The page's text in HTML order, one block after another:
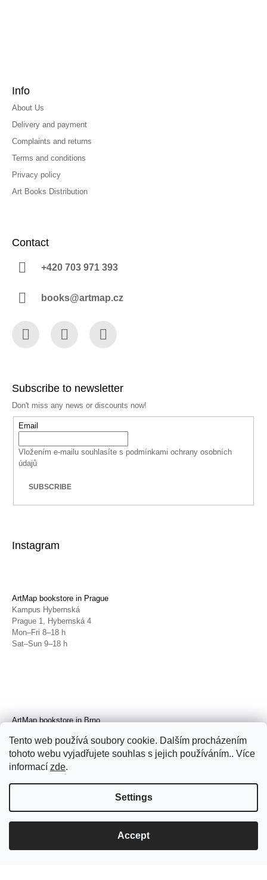
Tento web používá soubory cookie. Dalším procházením
tohoto webu vyjadřujete souhlas s jejich používáním.. Více
informací zde.
Settings
Accept
Info
About Us
Delivery and payment
Complaints and returns
Terms and conditions
Privacy policy
Art Books Distribution
Contact
+420 703 971 393
books@artmap.cz
Subscribe to newsletter
Don't miss any news or discounts now!
Email
Vložením e-mailu souhlasíte s podmínkami ochrany osobních
údajů
SUBSCRIBE
Instagram
ArtMap bookstore in Prague
Kampus Hybernská
Prague 1, Hybernská 4
Mon–Fri 8–18 h
Sat–Sun 9–18 h
ArtMap bookstore in Brno
Brno, Radnická 4
Tue–Fri 11–19 h
Sat 14–19 h
© 2026 ArtMap. All rights reserved.